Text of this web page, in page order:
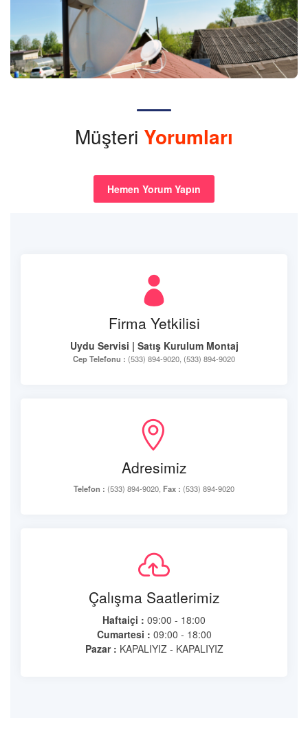
Müşteri Yorumları
Hemen Yorum Yapın
Firma Yetkilisi
Uydu Servisi | Satış Kurulum Montaj
Cep Telefonu : (533) 894-9020, (533) 894-9020
Adresimiz
Telefon : (533) 894-9020, Fax : (533) 894-9020
Çalışma Saatlerimiz
Haftaiçi : 09:00 - 18:00
Cumartesi : 09:00 - 18:00
Pazar : KAPALIYIZ - KAPALIYIZ